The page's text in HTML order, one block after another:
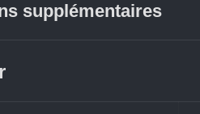
supplémentaires